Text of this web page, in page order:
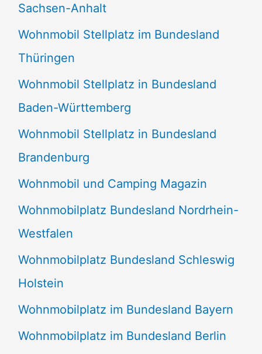
Sachsen-Anhalt
Wohnmobil Stellplatz im Bundesland
Thüringen
Wohnmobil Stellplatz in Bundesland
Baden-Württemberg
Wohnmobil Stellplatz in Bundesland
Brandenburg
Wohnmobil und Camping Magazin
Wohnmobilplatz Bundesland Nordrhein-
Westfalen
Wohnmobilplatz Bundesland Schleswig
Holstein
Wohnmobilplatz im Bundesland Bayern
Wohnmobilplatz im Bundesland Berlin